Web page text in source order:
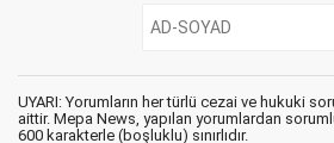
UYARI: Yorumların her türlü cezai ve hukuki
aittir. Mepa News, yapılan yorumlardan
600 karakterle (boşluklu) sınırlıdır.